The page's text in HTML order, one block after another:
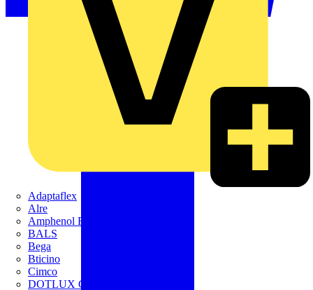
Adaptaflex
Alre
Amphenol FTG
BALS
Bega
Bticino
Cimco
DOTLUX GmbH